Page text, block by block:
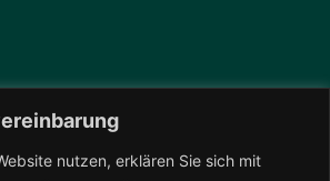
nutzen, erklären Sie sich mit